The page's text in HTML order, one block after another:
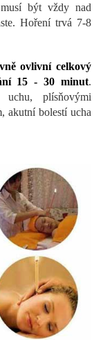
být vždy nad
Hoření trvá 7-8
ovlivní celkový
15 - 30 minut.
plísňovými
akutní bolestí ucha